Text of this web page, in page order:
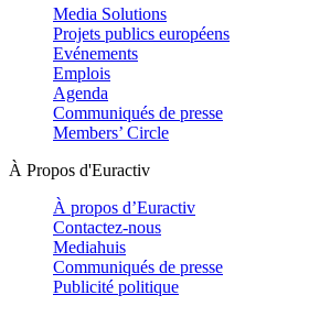
Media Solutions
Projets publics européens
Evénements
Emplois
Agenda
Communiqués de presse
Members’ Circle
À Propos d'Euractiv
À propos d’Euractiv
Contactez-nous
Mediahuis
Communiqués de presse
Publicité politique